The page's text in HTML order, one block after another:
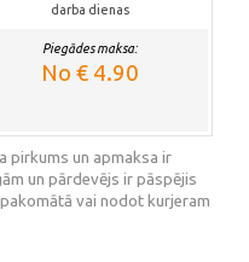
darba dienas
Piegādes maksa:
No € 4.90
pirkums un apmaksa ir
un pārdevējs ir pāspējis
vai nodot kurjeram